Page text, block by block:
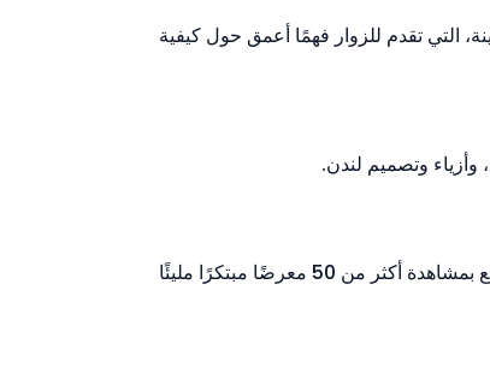
التي تقدم للزوار فهمًا أعمق حول كيفية
وأزياء وتصميم لندن.
فريدًا من نوعه ومخصصًا لاستكشاف الأوهام البصرية، والألغاز، والمفارقات التي تتحدى العقل. ستستمتع بمشاهدة أكثر من 50 معرضًا مبتكرًا مليئًا